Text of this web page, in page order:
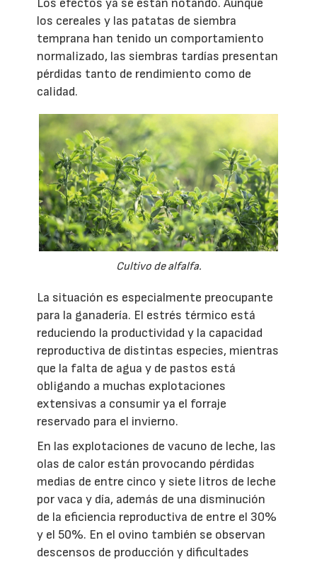
Los efectos ya se están notando. Aunque
los cereales y las patatas de siembra
temprana han tenido un comportamiento
normalizado, las siembras tardías presentan
pérdidas tanto de rendimiento como de
calidad.
Cultivo de alfalfa.
La situación es especialmente preocupante
para la ganadería. El estrés térmico está
reduciendo la productividad y la capacidad
reproductiva de distintas especies, mientras
que la falta de agua y de pastos está
obligando a muchas explotaciones
extensivas a consumir ya el forraje
reservado para el invierno.
En las explotaciones de vacuno de leche, las
olas de calor están provocando pérdidas
medias de entre cinco y siete litros de leche
por vaca y día, además de una disminución
de la eficiencia reproductiva de entre el 30%
y el 50%. En el ovino también se observan
descensos de producción y dificultades